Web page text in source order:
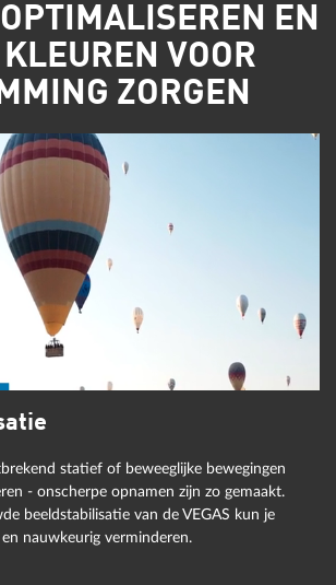
EN
VOOR
ZORGEN
statief of beweeglijke bewegingen
- onscherpe opnamen zijn zo gemaakt.
beeldstabilisatie van de VEGAS kun je
nauwkeurig verminderen.